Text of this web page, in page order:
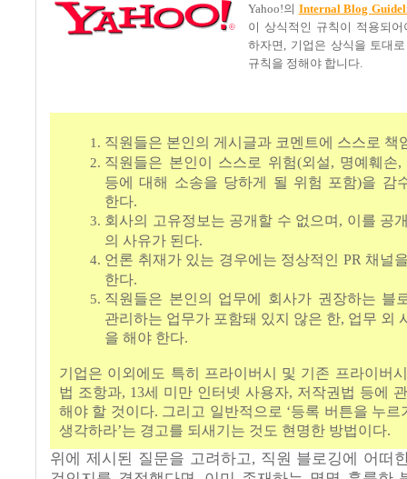
Yahoo!의 Internal Blog
이 상식적인 규칙이 적용되
하자면, 기업은 상식을 토대
규칙을 정해야 합니다.
직원들은 본인의 게시글과 코멘트에 스스로 책
직원들은 본인이 스스로 위험(외설, 명예훼손
등에 대해 소송을 당하게 될 위험 포함)을 감
한다.
회사의 고유정보는 공개할 수 없으며, 이를 공
의 사유가 된다.
언론 취재가 있는 경우에는 정상적인 PR 채널
한다.
직원들은 본인의 업무에 회사가 권장하는 블
관리하는 업무가 포함돼 있지 않은 한, 업무 외
을 해야 한다.
기업은 이외에도 특히 프라이버시 및 기존 프라이버
법 조항과, 13세 미만 인터넷 사용자, 저작권법 등에
해야 할 것이다. 그리고 일반적으로 ‘등록 버튼을 누르
생각하라’는 경고를 되새기는 것도 현명한 방법이다.
위에 제시된 질문을 고려하고, 직원 블로깅에 어떠